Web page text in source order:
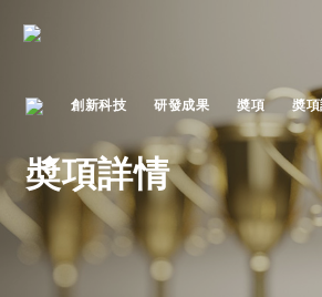
創新科技 研發成果 奬項 奬
奬項詳情